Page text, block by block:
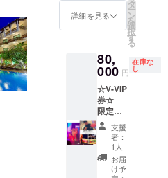
or 濃ピ
ンク or
す。送
付先の
記載
に、ご
希望の
サイズ
と色を
を記載
してく
ださ
い。※色
協賛い
ただき
セット
追加！
は日本
国内の
みとさ
せてい
ただき
ます。
※タオル
の色は
イン
ミー、
④トー
クセッ
ショ
ン
19:45〜
20:30
・堀江
貴文＆
猫ひろ
し＆箕
輪厚介
に、広
告(シネ
動画、
又は静
止画）
⑥NEK
O THE
MOVIE
ポス
ターに
サイン
⑦猫ひ
ろしさ
て(5000
円)”で
お届け
ンテン
ツ一式
（ダイ
ジェス
ト
DVD、T
シャ
ツ、
NEKO
THEメ
ンバー
詳細を見る
タ
ー
ン
を
選
択
す
る
80,
000 円
在庫な
し
☆V-VIP
券☆
限定１
枚のみ
販
売！！
①VIP券
の内容
支援
者：
1人
お届
け予